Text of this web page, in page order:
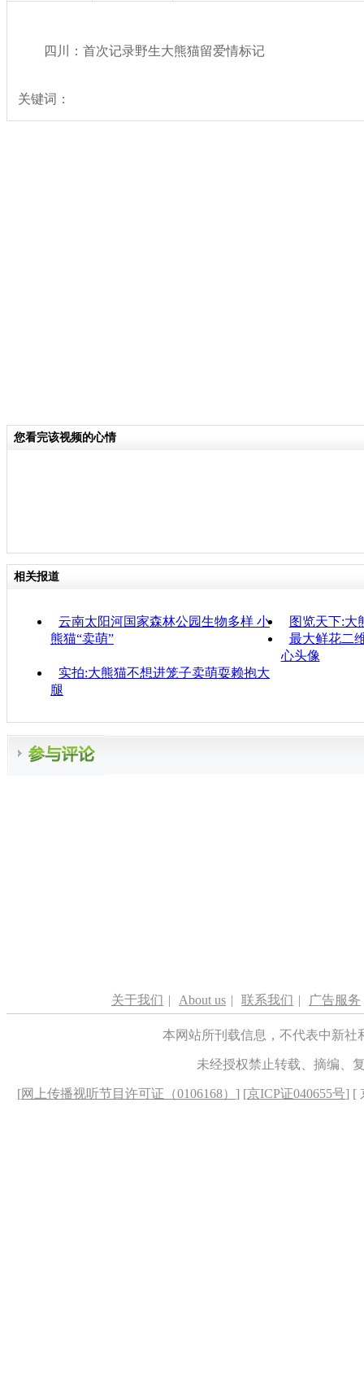
四川：首次记录野生大熊猫留爱情标记
关键词：
您看完该视频的心情
相关报道
云南太阳河国家森林公园生物多样 小
熊猫“卖萌”
图览天下:大
最大鲜花二
心头像
实拍:大熊猫不想进笼子卖萌耍赖抱大
腿
关于我们 | About us | 联系我们 | 广告服务
本网站所刊载信息，不代表中新
未经授权禁止转载、摘编、
[网上传播视听节目许可证（0106168） ] [京ICP证040655号] [